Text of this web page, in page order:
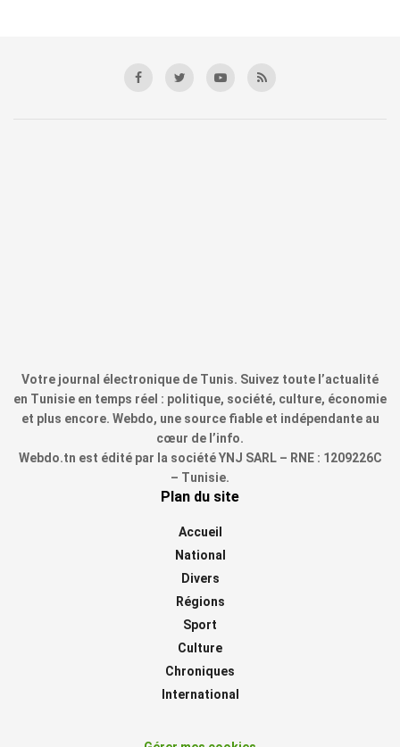
Votre journal électronique de Tunis. Suivez toute l’actualité
en Tunisie en temps réel : politique, société, culture, économie
et plus encore. Webdo, une source fiable et indépendante au
cœur de l’info.
Webdo.tn est édité par la société YNJ SARL – RNE : 1209226C
– Tunisie.
Plan du site
Accueil
National
Divers
Régions
Sport
Culture
Chroniques
International